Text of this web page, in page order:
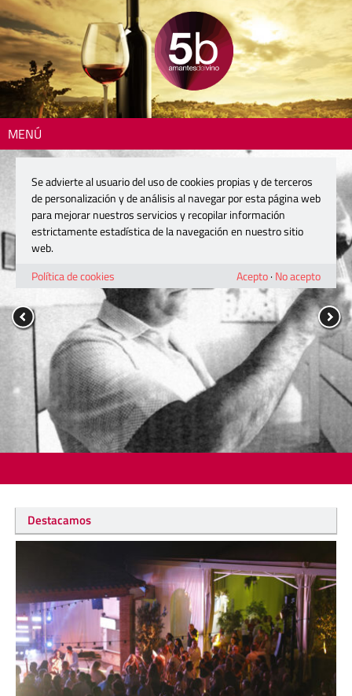
MENÚ
Destacamos
Se advierte al usuario del uso de cookies propias y de terceros
de personalización y de análisis al navegar por esta página web
para mejorar nuestros servicios y recopilar información
estrictamente estadística de la navegación en nuestro sitio
web.
Política de cookies
Acepto· No acepto